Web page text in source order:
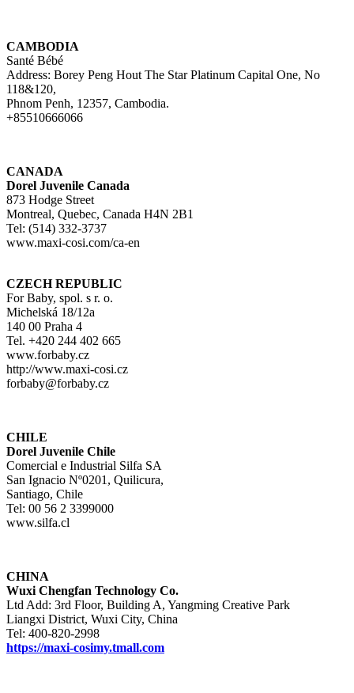
CAMBODIA
Santé Bébé
Address: Borey Peng Hout The Star Platinum Capital One, No
118&120,
Phnom Penh, 12357, Cambodia.
+85510666066
CANADA
Dorel Juvenile Canada
873 Hodge Street
Montreal, Quebec, Canada H4N 2B1
Tel: (514) 332-3737
www.maxi-cosi.com/ca-en
CZECH REPUBLIC
For Baby, spol. s r. o.
Michelská 18/12a
140 00 Praha 4
Tel. +420 244 402 665
www.forbaby.cz
http://www.maxi-cosi.cz
forbaby@forbaby.cz
CHILE
Dorel Juvenile Chile
Comercial e Industrial Silfa SA
San Ignacio Nº0201, Quilicura,
Santiago, Chile
Tel: 00 56 2 3399000
www.silfa.cl
CHINA
Wuxi Chengfan Technology Co.
Ltd Add: 3rd Floor, Building A, Yangming Creative Park
Liangxi District, Wuxi City, China
Tel: 400-820-2998
https://maxi-cosimy.tmall.com